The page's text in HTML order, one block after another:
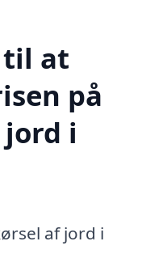
til at
på
i
af jord i